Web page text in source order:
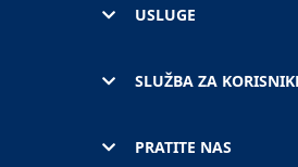
USLUGE
SLUŽBA ZA
PRATITE NAS